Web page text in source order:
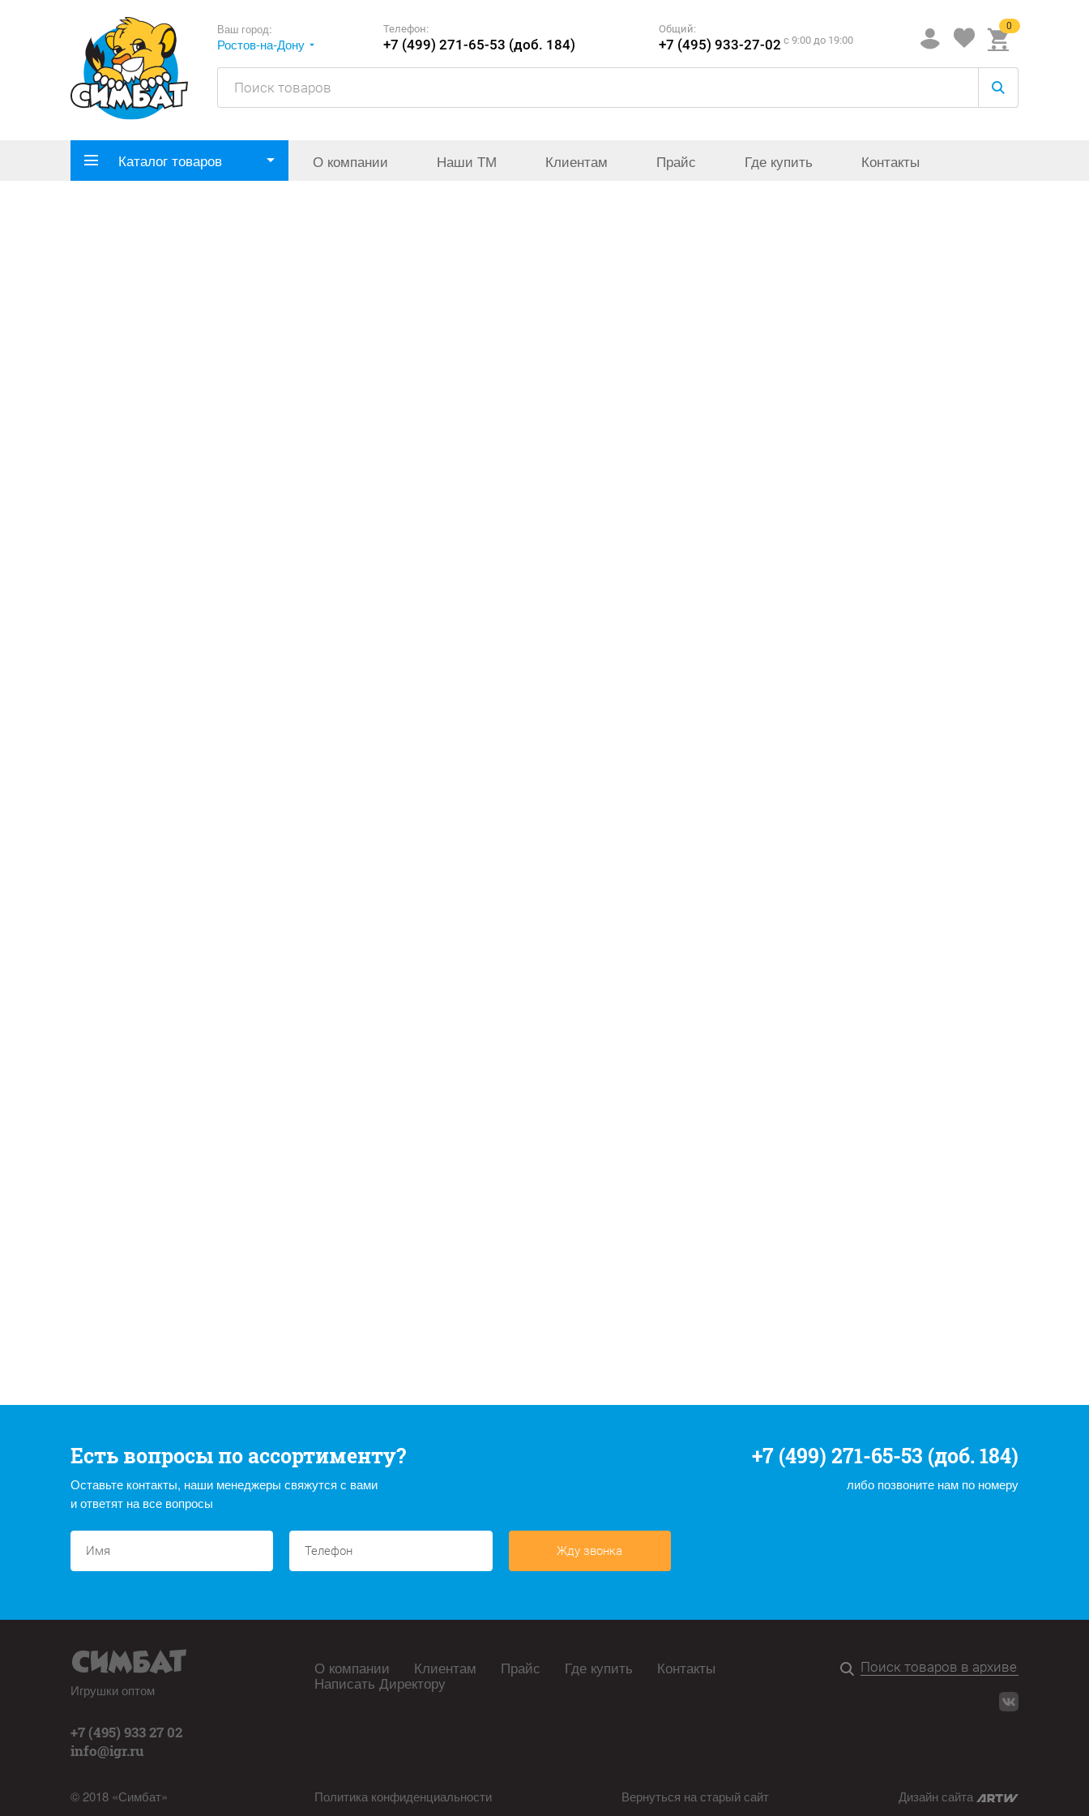
Ваш город:
Ростов-на-Дону
Телефон:
+7 (499) 271-65-53 (доб. 184)
Общий:
+7 (495) 933-27-02 c 9:00 до 19:00
0
Каталог товаров О компании Наши ТМ Клиентам Прайс Где купить Контакты
Есть вопросы по ассортименту?
Оставьте контакты, наши менеджеры свяжутся с вами
и ответят на все вопросы
+7 (499) 271-65-53 (доб. 184)
либо позвоните нам по номеру
Жду звонка
Игрушки оптом
+7 (495) 933 27 02
info@igr.ru
© 2018 «Симбат»
О компании Клиентам Прайс Где купить Контакты
Написать Директору
Политика конфиденциальности Вернуться на старый сайт Дизайн сайта